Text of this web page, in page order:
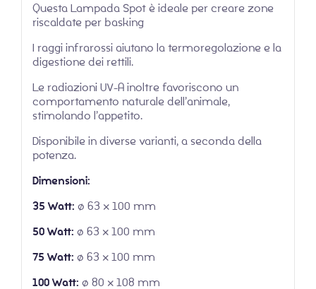
Questa Lampada Spot è ideale per creare zone
riscaldate per basking
I raggi infrarossi aiutano la termoregolazione e la
digestione dei rettili.
Le radiazioni UV-A inoltre favoriscono un
comportamento naturale dell’animale,
stimolando l’appetito.
Disponibile in diverse varianti, a seconda della
potenza.
Dimensioni:
35 Watt: ø 63 × 100 mm
50 Watt: ø 63 × 100 mm
75 Watt: ø 63 × 100 mm
100 Watt: ø 80 × 108 mm